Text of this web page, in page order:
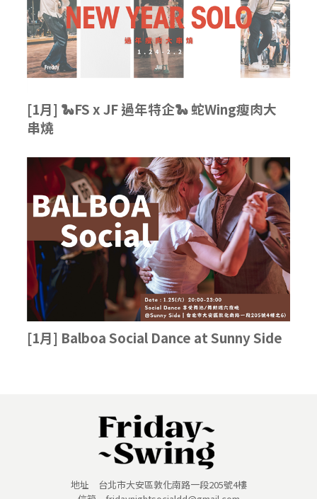
[1月] 🐍FS x JF 過年特企🐍 蛇Wing瘦肉大
串燒
[1月] Balboa Social Dance at Sunny Side
地址 台北市大安區敦化南路一段205號4樓